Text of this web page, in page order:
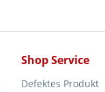
Shop Service
Defektes Produkt